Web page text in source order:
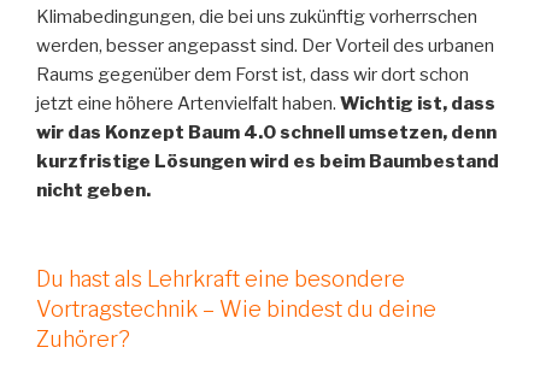
Klimabedingungen, die bei uns zukünftig vorherrschen
werden, besser angepasst sind. Der Vorteil des urbanen
Raums gegenüber dem Forst ist, dass wir dort schon
jetzt eine höhere Artenvielfalt haben. Wichtig ist, dass
wir das Konzept Baum 4.0 schnell umsetzen, denn
kurzfristige Lösungen wird es beim Baumbestand
nicht geben.
Du hast als Lehrkraft eine besondere
Vortragstechnik – Wie bindest du deine
Zuhörer?